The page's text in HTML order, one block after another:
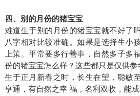
四、别的月份的猪宝宝
难道生于别的月份的猪宝宝就不好了
八字相对比较准确。如果是选择生小
上策。平常要多行善事，自然多子多
份的猪宝宝怎么样？这些都只是仅供参
生于正月新春之时，长生在望，聪敏
亨通，有自然之幸 福，名利双收，能成